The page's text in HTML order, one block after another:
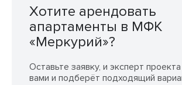
Хотите арендовать
апартаменты в МФК
«Меркурий»?
Оставьте заявку, и эксперт
вами и подберёт подходящий